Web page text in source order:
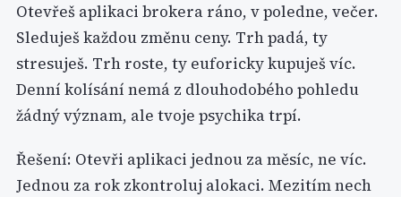
Otevřeš aplikaci brokera ráno, v poledne, večer.
Sleduješ každou změnu ceny. Trh padá, ty
stresuješ. Trh roste, ty euforicky kupuješ víc.
Denní kolísání nemá z dlouhodobého pohledu
žádný význam, ale tvoje psychika trpí.
Řešení: Otevři aplikaci jednou za měsíc, ne víc.
Jednou za rok zkontroluj alokaci. Mezitím nech